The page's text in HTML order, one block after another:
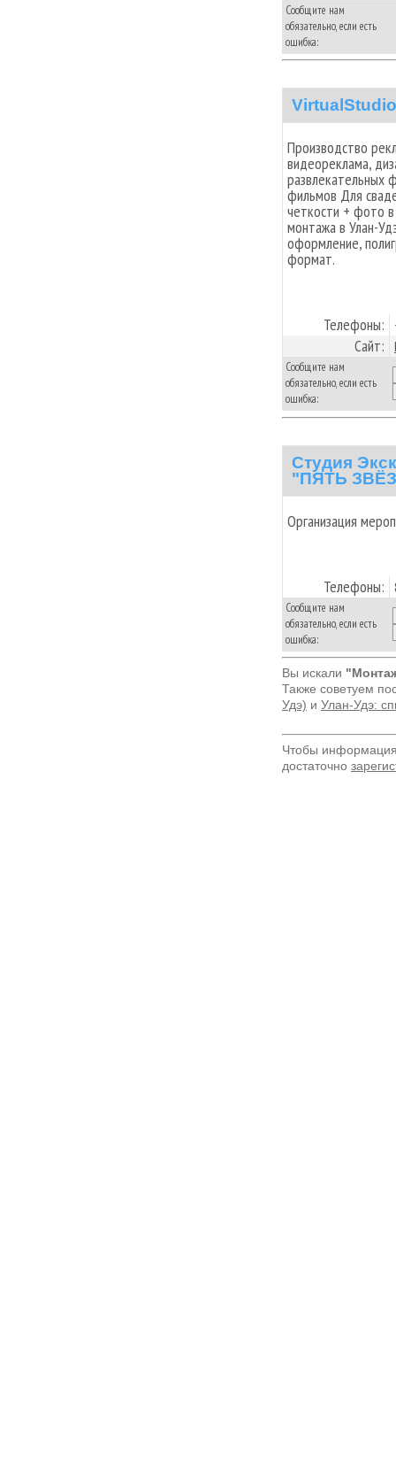
Сообщите нам
обязательно, если есть
ошибка:
VirtualStudio
Производство
видеореклама,
развлекательных
фильмов Для
четкости + фото
монтажа в Улан-
оформление,
формат.
Телефоны:
Сайт:
Сообщите нам
обязательно, если есть
ошибка:
Студия
"ПЯТЬ
Организация
Телефоны:
Сообщите нам
обязательно, если есть
ошибка:
Вы искали
Также советуем
Удэ) и Улан-Удэ:
Чтобы
достаточно